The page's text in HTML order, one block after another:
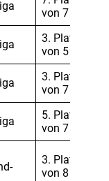
von 7
3. Platz
von 5
3. Platz
von 7
5. Platz
von 7
3. Platz
von 8